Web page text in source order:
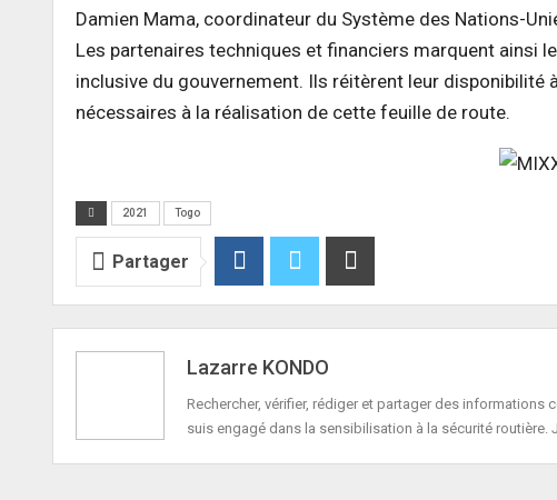
Damien Mama, coordinateur du Système des Nations-
Les partenaires techniques et financiers marquent ainsi
inclusive du gouvernement. Ils réitèrent leur
nécessaires à la réalisation de cette feuille de route.
2021 Togo
Partager
Lazarre KONDO
Rechercher, vérifier, rédiger et partager des
suis engagé dans la sensibilisation à la sécurité